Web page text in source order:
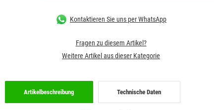
Kontaktieren Sie uns per WhatsApp
Fragen zu diesem Artikel?
Weitere Artikel aus dieser Kategorie
Artikelbeschreibung Technische Daten